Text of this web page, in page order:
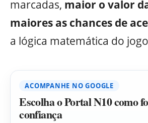
marcadas, maior o valor
maiores as chances de
a lógica matemática do
ACOMPANHE NO GOOGLE
Escolha o Portal N10 como
confiança